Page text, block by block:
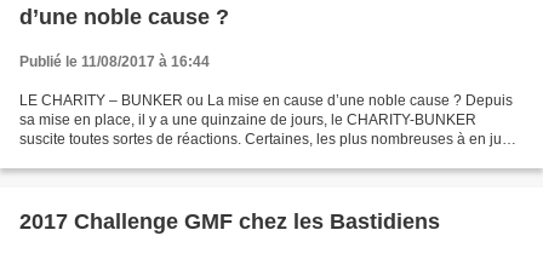
d’une noble cause ?
Publié le 11/08/2017 à 16:44
LE CHARITY – BUNKER ou La mise en cause d’une noble cause ? Depuis
sa mise en place, il y a une quinzaine de jours, le CHARITY-BUNKER
suscite toutes sortes de réactions. Certaines, les plus nombreuses à en juger
2017 Challenge GMF chez les Bastidiens